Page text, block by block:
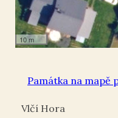
10 m
Památka na mapě
Vlčí Hora